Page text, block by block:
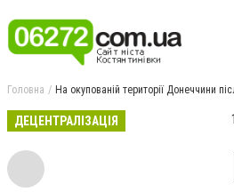
Головна На окупованій території Донеччини
ДЕЦЕНТРАЛІЗАЦІЯ